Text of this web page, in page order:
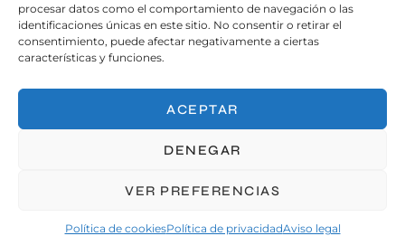
procesar datos como el comportamiento de navegación o las
identificaciones únicas en este sitio. No consentir o retirar el
consentimiento, puede afectar negativamente a ciertas
características y funciones.
ACEPTAR
DENEGAR
VER PREFERENCIAS
Política de cookiesPolítica de privacidadAviso legal
Contáctanos
colaborar para lograr un evento perfecto.
+34 910445490